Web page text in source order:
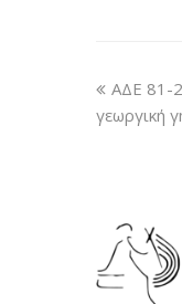
ΑΔΕ 81-
γεωργική